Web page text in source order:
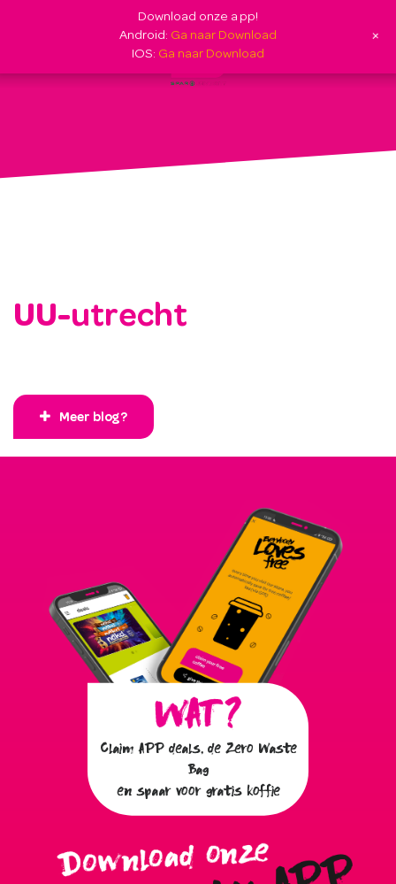
UU-utrecht
Meer blog?
Claim APP deals, de Zero Waste
Bag
en spaar voor gratis koffie
Download onze app!
Android: Ga naar Download
IOS: Ga naar Download
+